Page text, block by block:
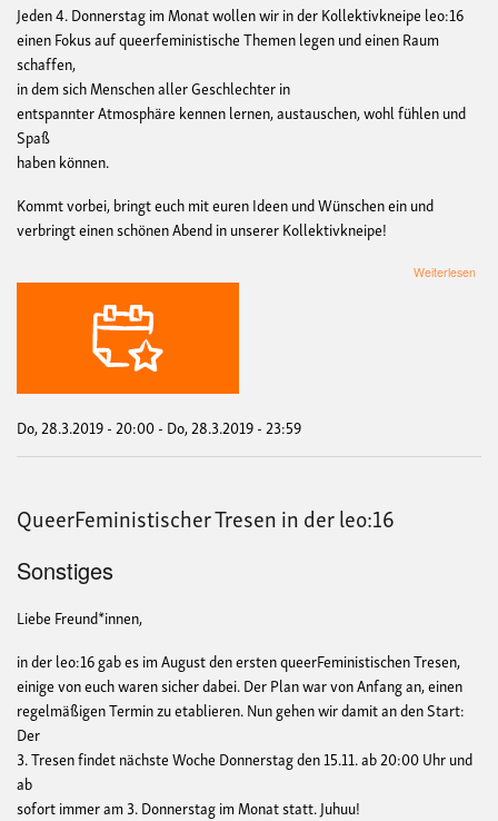
Jeden 4. Donnerstag im Monat wollen wir in der Kollektivkneipe leo:16
einen Fokus auf queerfeministische Themen legen und einen Raum
schaffen,
in dem sich Menschen aller Geschlechter in
entspannter Atmosphäre kennen lernen, austauschen, wohl fühlen und
Spaß
haben können.
Kommt vorbei, bringt euch mit euren Ideen und Wünschen ein und
verbringteinen schönen Abend in unserer Kollektivkneipe!
Weiterlesen
Do, 28.3.2019 - 20:00- Do, 28.3.2019 - 23:59
QueerFeministischer Tresen in der leo:16
Sonstiges
Liebe Freund*innen,
in der leo:16 gab es im August den ersten queerFeministischen Tresen,
einige von euch waren sicher dabei. Der Plan war von Anfang an, einen
regelmäßigen Termin zu etablieren. Nun gehen wir damit an den Start:
Der
3. Tresen findet nächste Woche Donnerstag den 15.11. ab 20:00 Uhr und
ab
sofort immer am 3. Donnerstag im Monat statt. Juhuu!